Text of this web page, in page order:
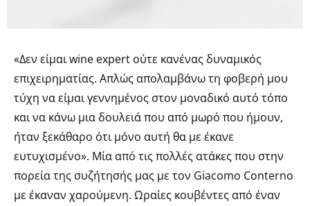
«Δεν είμαι wine expert ούτε κανένας δυναμικός
επιχειρηματίας. Απλώς απολαμβάνω τη φοβερή μου
τύχη να είμαι γεννημένος στον μοναδικό αυτό τόπο
και να κάνω μια δουλειά που από μωρό που ήμουν,
ήταν ξεκάθαρο ότι μόνο αυτή θα με έκανε
ευτυχισμένο». Μία από τις πολλές ατάκες που στην
πορεία της συζήτησής μας με τον Giacomo Conterno
με έκαναν χαρούμενη. Ωραίες κουβέντες από έναν